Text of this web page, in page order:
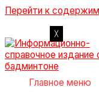
Перейти к
Главное меню